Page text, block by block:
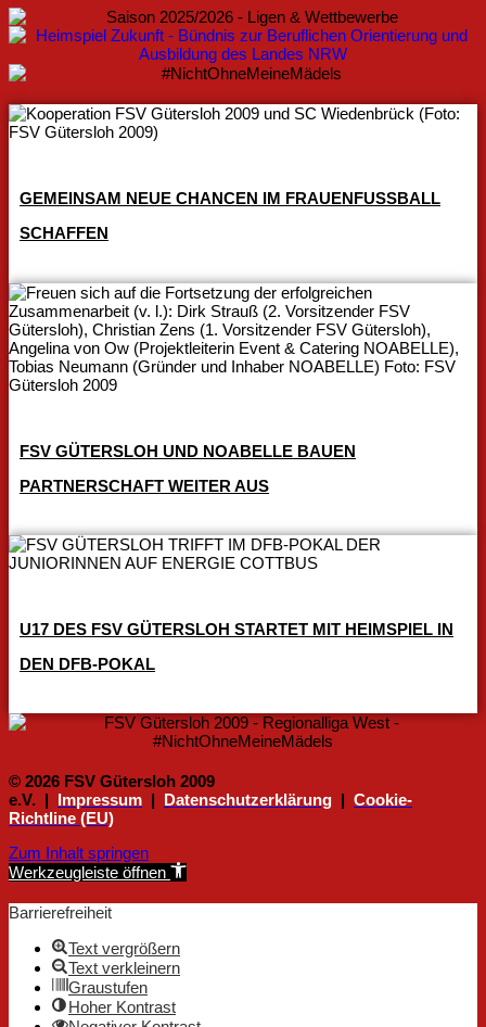
GEMEINSAM NEUE CHANCEN IM FRAUENFUSSBALL S
CHAFFEN
FSV GÜTERSLOH UND NOABELLE BAUEN
PARTNERSCHAFT WEITER AUS
U17 DES FSV GÜTERSLOH STARTET MIT HEIMSPIEL IN
DEN DFB-POKAL
© 2026 FSV Gütersloh 2009
e.V. |
Impressum Datenschutzerklärung
Cookie-
Richtline (EU)
Zum Inhalt springen
Werkzeugleiste öffnen
Barrierefreiheit
Text vergrößern
Text verkleinern
Graustufen
Hoher Kontrast